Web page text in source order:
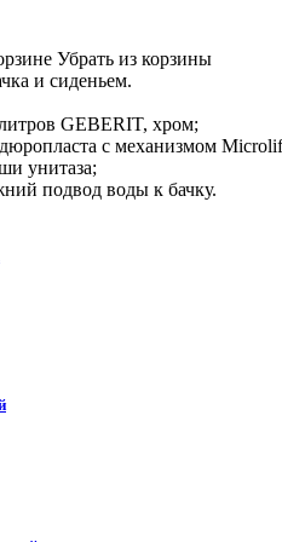
Убрать из корзины
и сиденьем.
GEBERIT, хром;
с механизмом
унитаза;
подвод воды к бачку.